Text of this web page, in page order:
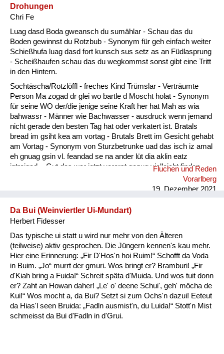
Drohungen
Chri Fe
Luag dasd Boda gweansch du sumählar - Schau das du
Boden gewinnst du Rotzbub - Synonym für geh einfach weiter
Schießhufa luag dasd fort kunsch sus setz as an Füdlasprung
- Scheißhaufen schau das du wegkommst sonst gibt eine Tritt
in den Hintern.
Sochtäscha/Rotzlöffl - freches Kind Trümslar - Verträumte
Person Ma zogad dr glei wo bartle d Moscht holat - Synonym
für seine WO der/die jenige seine Kraft her hat Mah as wia
bahwassr - Männer wie Bachwasser - ausdruck wenn jemand
nicht gerade den besten Tag hat oder verkatert ist. Bratals
bread im gsiht kea am vortag - Brutals Brett im Gesicht gehabt
am Vortag - Synonym von Sturzbetrunke uad das isch iz amal
eh gnuag gsin vl. feandad se na ander lüt dia aklin eatz
intreigad. - Gut das war jetzt vorerst genug vielleicht finden
Fluchen und Reden
Vorarlberg
19. Dezember 2021
Da Bui (Weinviertler Ui-Mundart)
Herbert Fidesser
Das typische ui statt u wird nur mehr von den Älteren
(teilweise) aktiv gesprochen. Die Jüngern kennen's kau mehr.
Hier eine Erinnerung: „Fir D'Hos'n hoi Ruim!“ Schofft da Voda
in Buim. „Jo“ murrt der gmuri. Wos bringt er? Bramburi! „Fir
d'Kiah bring a Fuida!“ Schreit späta d'Muida. Und wos tuit donn
er? Zaht an Howan daher! „Le' o' deene Schui', geh' möcha de
Kui!“ Wos mocht a, da Bui? Setzt si zum Ochs'n dazui! Eeteut
da Hias'l seen Bruida: „Fadln ausmist'n, du Luida!“ Stott'n Mist
schmeisst da Bui d'Fadln in d'Grui.